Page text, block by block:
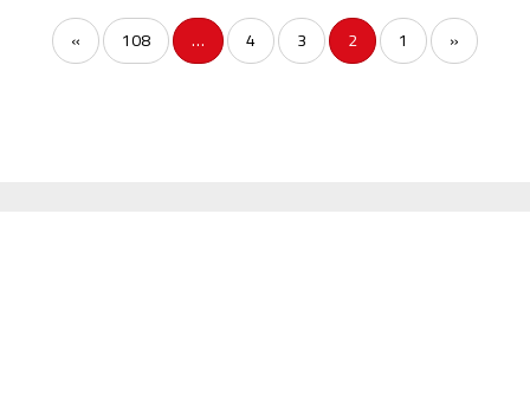
«
1
2
3
4
…
108
»